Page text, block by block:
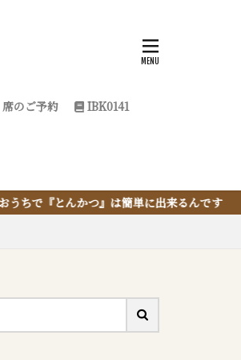
席のご予約
IBK0141
出来るんです